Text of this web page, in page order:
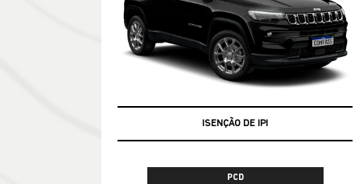
ISENÇÃO DE IPI
PCD